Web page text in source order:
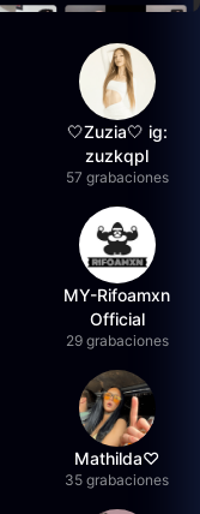
🤍Zuzia🤍 ig:
zuzkqpl
57 grabaciones
MY-Rifoamxn
Official
29 grabaciones
Mathilda♡︎
35 grabaciones